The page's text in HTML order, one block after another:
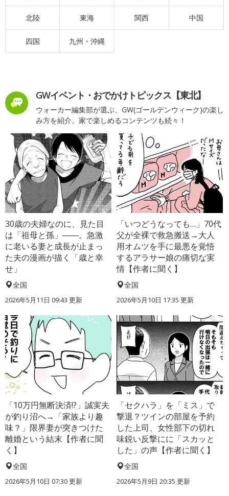
北陸 東海 関西 中国
四国 九州・沖縄
GWイベント・おでかけトピックス【東北】
ウォーカー編集部が選ぶ、GW(ゴールデンウィーク)の楽し
み方を紹介。家で楽しめるコンテンツも続々！
30歳の夫婦なのに、見た目
は「祖母と孫」――。急激
に老いる妻と成長が止まっ
た夫の漫画が描く「歳と幸
せ」
全国
2026年5月11日 09:43 更新
「いつどうなっても…」70代
父が全裸で救急搬送→大人
用オムツを手に最悪を覚悟
するアラサー娘の痛切な実
情【作者に聞く】
全国
2026年5月10日 17:35 更新
「10万円無断決済!?」誠実夫
が釣り沼へ→「家族より趣
味？」限界妻が突きつけた
離婚という結末【作者に聞
く】
全国
2026年5月10日 07:30 更新
「セクハラ」を「ミス」で
撃退？ツインの部屋を予約
した上司、女性部下の切れ
味鋭い反撃にに「スカッと
した」の声【作者に聞く】
全国
2026年5月9日 20:35 更新